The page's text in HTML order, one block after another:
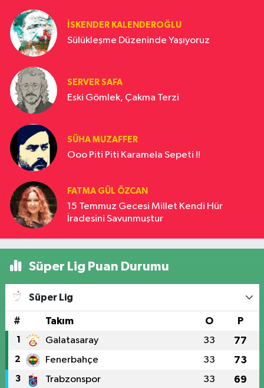
İSKENDER KALENDEROĞLU
Sülükleşme Düzeninde Yaşıyoruz
SERVER SAFA
Eski Gömlek, Çakma Terzi
SÜHA MUZAFFER
Ooo Piti Piti Karamela Sepeti !!
FATMA GÜL ÖZCAN
15 Temmuz Gecesi Millet Kendi Hür
İradesini Savunmuştur
Süper Lig Puan Durumu
Süper Lig
# Takım O P
1 Galatasaray 33 77
2 Fenerbahçe 33 73
3 Trabzonspor 33 69